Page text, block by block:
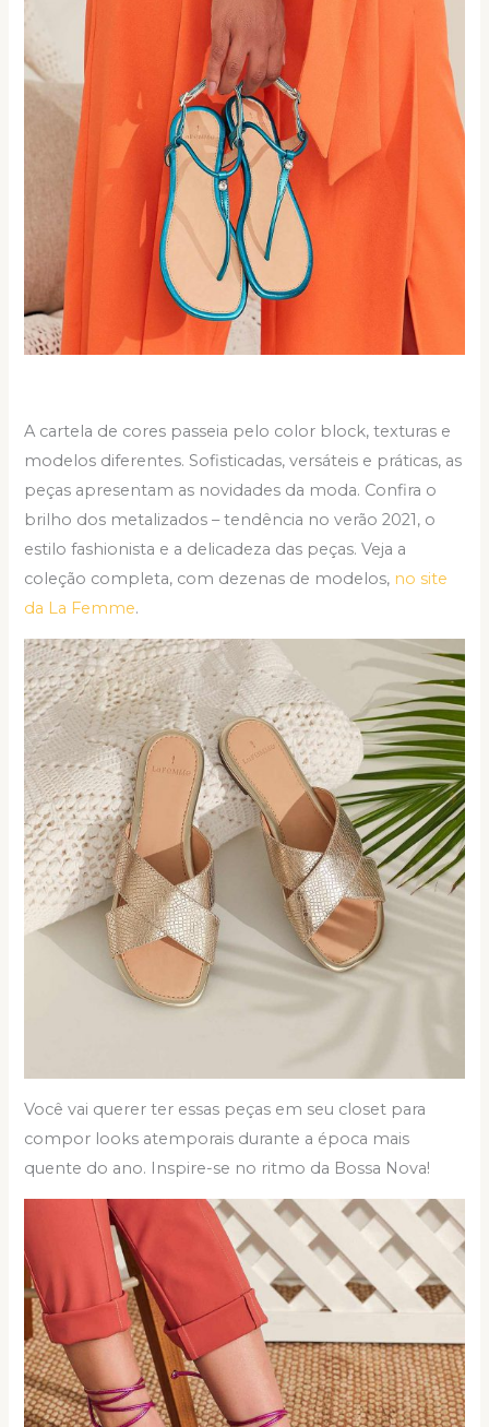
A cartela de cores passeia pelo color block, texturas e
modelos diferentes. Sofisticadas, versáteis e práticas, as
peças apresentam as novidades da moda. Confira o
brilho dos metalizados – tendência no verão 2021, o
estilo fashionista e a delicadeza das peças. Veja a
coleção completa, com dezenas de modelos, no site
da La Femme.
Você vai querer ter essas peças em seu closet para
compor looks atemporais durante a época mais
quente do ano. Inspire-se no ritmo da Bossa Nova!